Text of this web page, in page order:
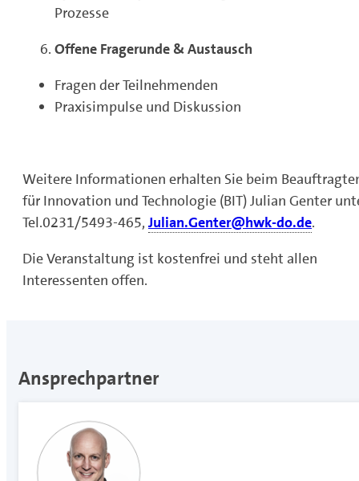
Prozesse
Offene Fragerunde & Austausch
Fragen der Teilnehmenden
Praxisimpulse und Diskussion
Weitere Informationen erhalten Sie beim
für Innovation und Technologie (BIT) Julian Genter
Tel.0231/5493-465, Julian.Genter@hwk-do.de.
Die Veranstaltung ist kostenfrei und steht allen
Interessenten offen.
Ansprechpartner